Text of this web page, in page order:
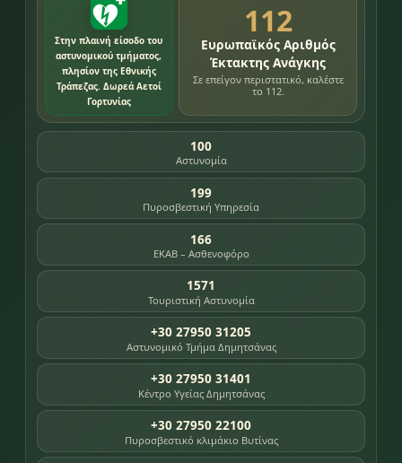
Στην πλαινή είσοδο του
αστυνομικού τμήματος,
πλησίον της Εθνικής
Τράπεζας. Δωρεά Αετοί
Γορτυνίας
112
Ευρωπαϊκός Αριθμός
Έκτακτης Ανάγκης
Σε επείγον περιστατικό, καλέστε
το 112.
100
Αστυνομία
199
Πυροσβεστική Υπηρεσία
166
ΕΚΑΒ – Ασθενοφόρο
1571
Τουριστική Αστυνομία
+30 27950 31205
Αστυνομικό Τμήμα Δημητσάνας
+30 27950 31401
Κέντρο Υγείας Δημητσάνας
+30 27950 22100
Πυροσβεστικό κλιμάκιο Βυτίνας